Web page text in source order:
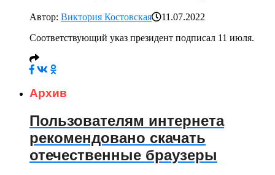
Автор: Виктория Костовская
11.07.2022
Соответствующий указ президент подписал 11 июля.
Архив
Пользователям интернета
рекомендовано скачать
отечественные браузеры